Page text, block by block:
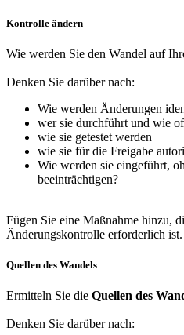
Kontrolle ändern
Wie werden Sie den Wandel auf
Denken Sie darüber nach:
Wie werden Änderungen
wer sie durchführt und wie
wie sie getestet werden
wie sie für die Freigabe
Wie werden sie eingeführt,
beeinträchtigen?
Fügen Sie eine Maßnahme hinzu,
Änderungskontrolle erforderlich ist.
Quellen des Wandels
Ermitteln Sie die Quellen des
Denken Sie darüber nach: